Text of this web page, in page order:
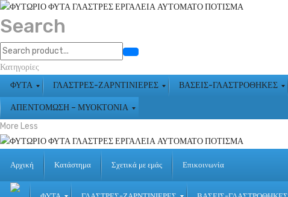
Search
Κατηγορίες
ΦΥΤΑ
ΓΛΑΣΤΡΕΣ-ΖΑΡΝΤΙΝΙΕΡΕΣ ΒΑΣΕΙΣ-ΓΛΑΣΤΡΟΘΗΚΕΣ
ΑΠΕΝΤΟΜΩΣΗ – ΜΥΟΚΤΟΝΙΑ
More Less
Αρχική Κατάστημα Σχετικά με εμάς Επικοινωνία